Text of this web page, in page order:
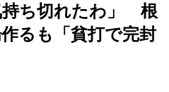
持ち切れたわ」 根
るも「貧打で完封